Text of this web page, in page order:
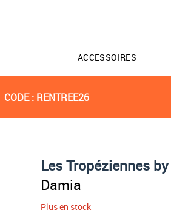
ACCESSOIRES
CODE : RENTREE26
Les Tropéziennes
Damia
Plus en stock